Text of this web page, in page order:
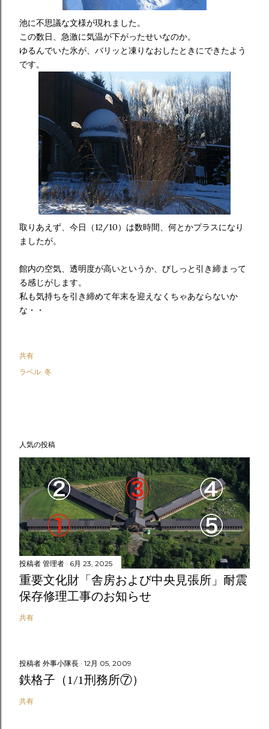
池に不思議な文様が現れました。
この数日、急激に気温が下がったせいなのか。
ゆるんでいた氷が、バリッと凍りなおしたときにできたよう
です。
取りあえず、今日（12/10）は数時間、何とかプラスになり
ましたが。
館内の空気、透明度が高いというか、びしっと引き締まって
る感じがします。
私も気持ちを引き締めて年末を迎えなくちゃあならないか
な・・
共有
ラベル: 冬
人気の投稿
投稿者 管理者 6月 23, 2025
重要文化財「舎房および中央見張所」耐震
保存修理工事のお知らせ
共有
投稿者 外事小隊長 12月 05, 2009
鉄格子（1/1刑務所⑦）
共有